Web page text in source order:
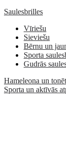
Saulesbrilles
Vīriešu
Sieviešu
Bērnu un
Sporta
Gudrās
Hameleona un
Sporta un aktīvās